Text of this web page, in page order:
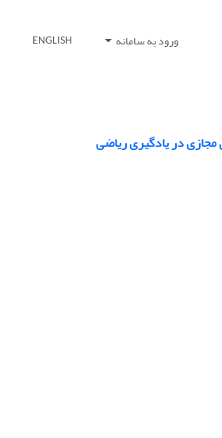
ورود به سامانه ENGLISH
در یادگیری ریاضی